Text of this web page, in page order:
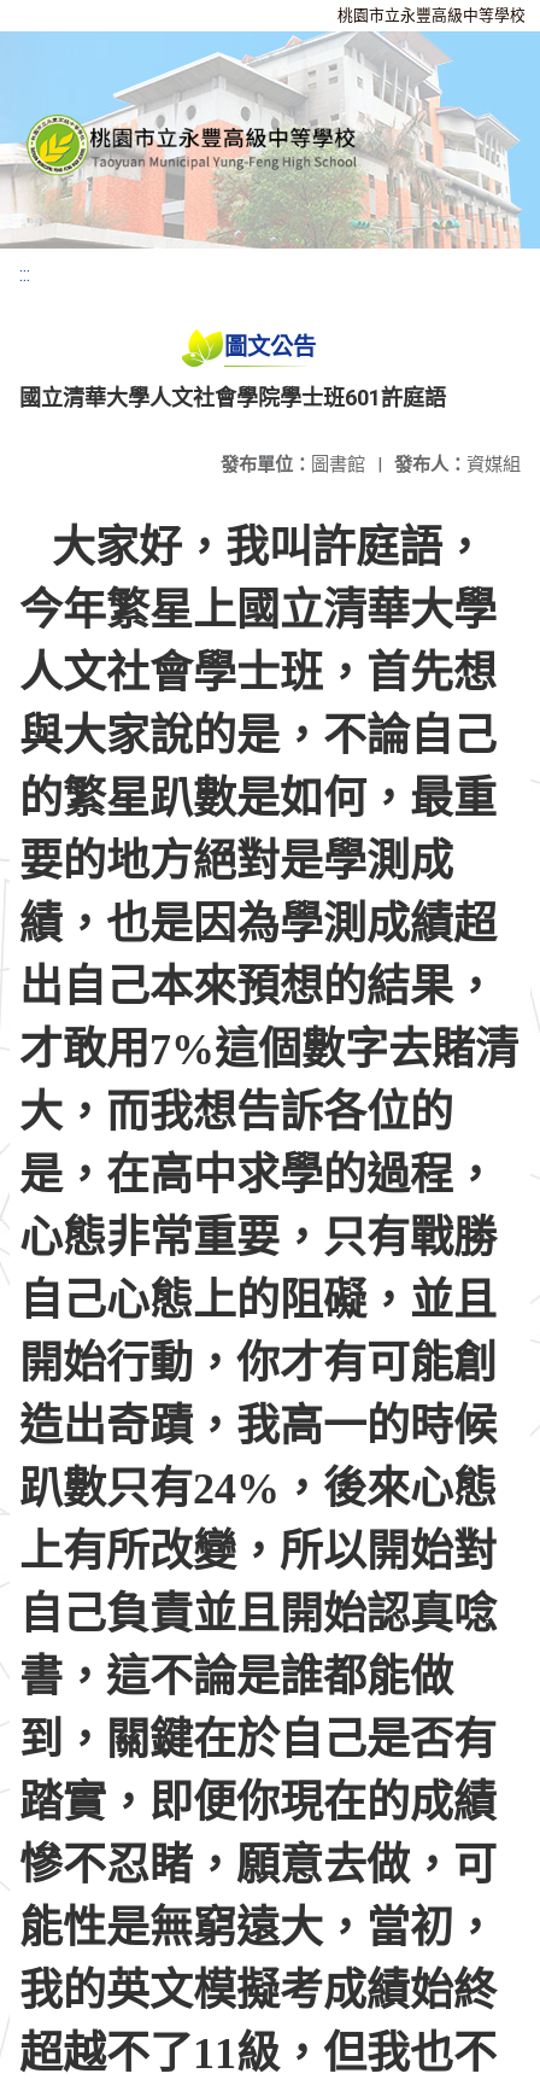
桃園市立永豐高級中等學校
:::
圖文公告
國立清華大學人文社會學院學士班601許庭語
發布人： 資媒組
發布單位： 圖書館 |
大家好，我叫許庭語，
今年繁星上國立清華大學
人文社會學士班，首先想
與大家說的是，不論自己
的繁星趴數是如何，最重
要的地方絕對是學測成
績，也是因為學測成績超
出自己本來預想的結果，
才敢用7%這個數字去賭清
大，而我想告訴各位的
是，在高中求學的過程，
心態非常重要，只有戰勝
自己心態上的阻礙，並且
開始行動，你才有可能創
造出奇蹟，我高一的時候
趴數只有24%，後來心態
上有所改變，所以開始對
自己負責並且開始認真唸
書，這不論是誰都能做
到，關鍵在於自己是否有
踏實，即便你現在的成績
慘不忍睹，願意去做，可
能性是無窮遠大，當初，
我的英文模擬考成績始終
超越不了11級，但我也不